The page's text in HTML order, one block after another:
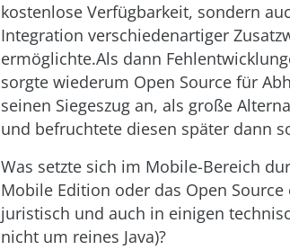
kostenlose Verfügbarkeit, sondern
Integration verschiedenartiger
ermöglichte.Als dann
sorgte wiederum Open Source für
seinen Siegeszug an, als große
und befruchtete diesen später dann
Was setzte sich im Mobile-Bereich
Mobile Edition oder das Open
juristisch und auch in einigen
nicht um reines Java)?